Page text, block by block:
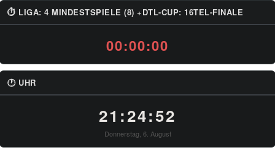
⏱ LIGA: 4 MINDESTSPIELE (8) +DTL-CUP: 16TEL-FINALE
00:00:00
🕐 UHR
21:24:52
Donnerstag, 6. August